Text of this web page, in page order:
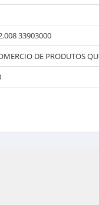
33903000
DE PRODUTOS